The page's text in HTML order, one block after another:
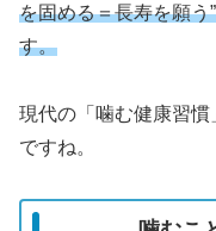
を固める＝長寿を願う
す。
現代の「噛む健康習
ですね。